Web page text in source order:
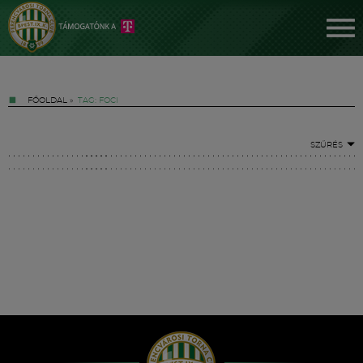
FŐOLDAL » TAG: FOCI
SZŰRÉS
Hírek